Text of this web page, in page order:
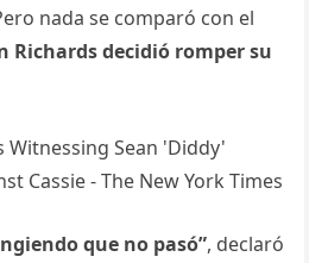
nada se comparó con el
Richards decidió romper su
que no pasó”, declaró